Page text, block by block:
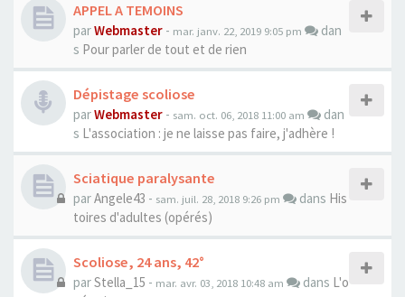
APPEL A TEMOINS
parWebmaster - mar. janv. 22, 2019 9:05 pm
dan
s Pour parler de tout et de rien
Dépistage scoliose
parWebmaster - sam. oct. 06, 2018 11:00 am
dan
s L'association : je ne laisse pas faire, j'adhère !
Sciatique paralysante
parAngele43 - sam. juil. 28, 2018 9:26 pm dans His
toires d'adultes (opérés)
Scoliose, 24 ans, 42°
parStella_15 - mar. avr. 03, 2018 10:48 am dans L'o